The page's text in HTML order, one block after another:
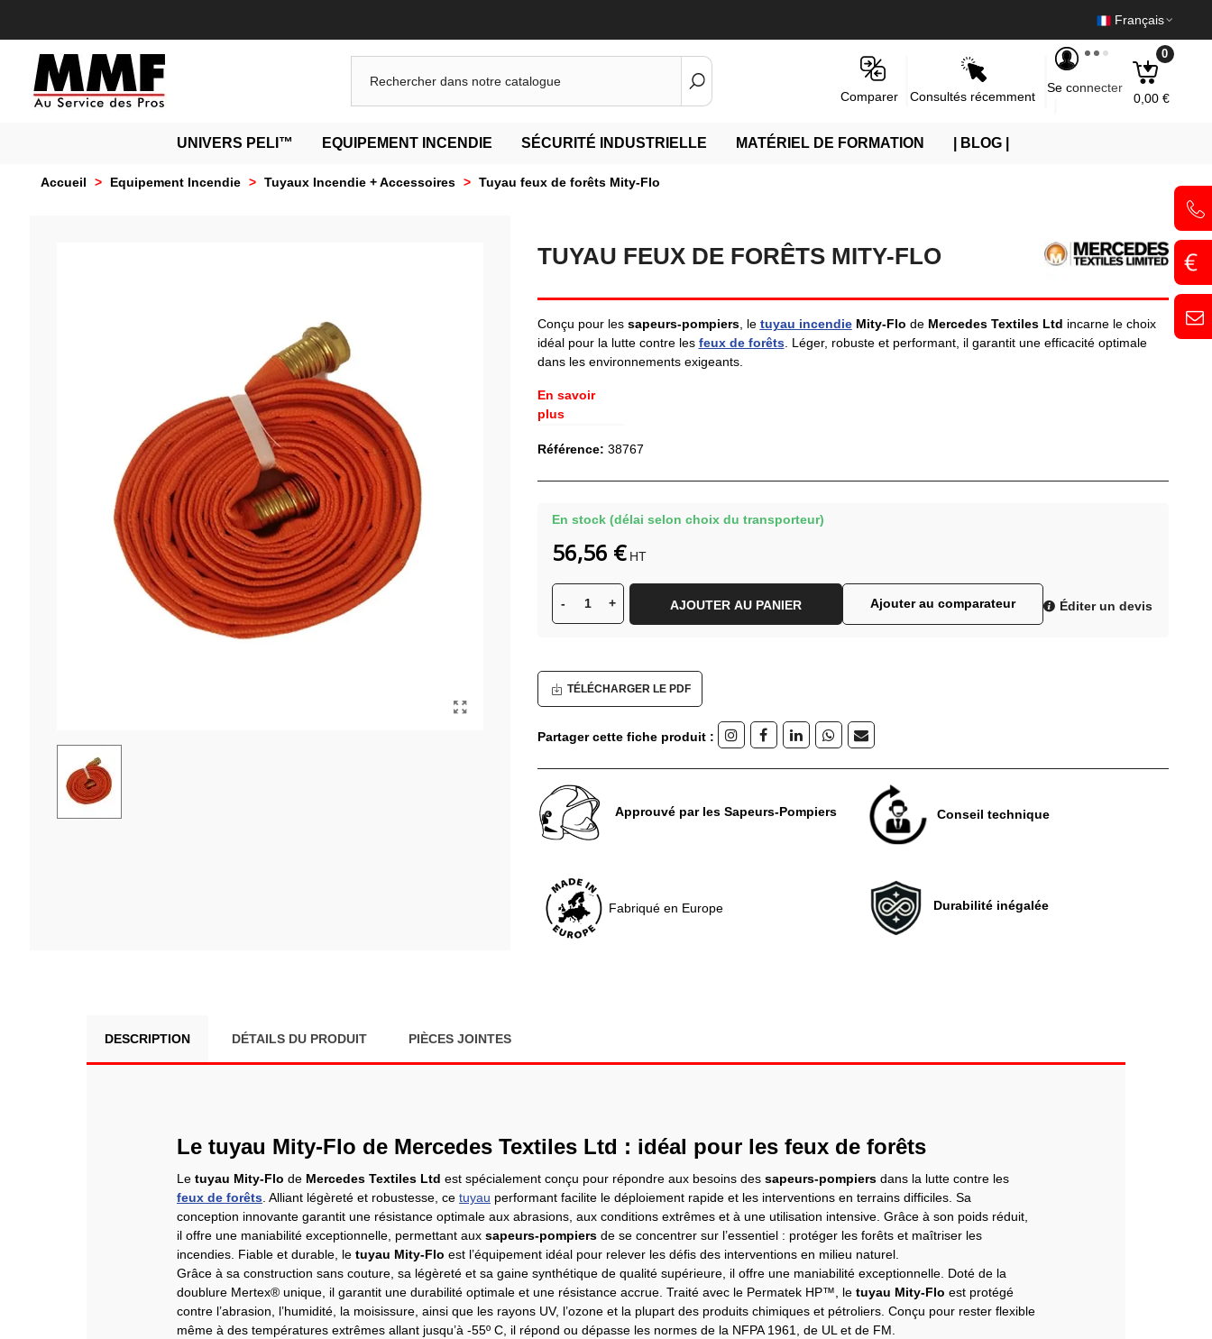
Français
Consultés récemment
Se connecter
0
0,00 €
Comparer
UNIVERS PELI™ EQUIPEMENT INCENDIE SÉCURITÉ INDUSTRIELLE MATÉRIEL DE FORMATION | BLOG |
Accueil > Equipement Incendie > Tuyaux Incendie + Accessoires > Tuyau feux de forêts Mity-Flo
TUYAU FEUX DE FORÊTS MITY-FLO
Conçu pour les sapeurs-pompiers, le tuyau incendie Mity-Flo de Mercedes Textiles Ltd incarne le choix
idéal pour la lutte contre les feux de forêts. Léger, robuste et performant, il garantit une efficacité optimale
dans les environnements exigeants.
En savoir
plus
Référence: 38767
En stock (délai selon choix du transporteur)
- + AJOUTER AU PANIER Ajouter au comparateur Éditer un devis
56,56 € HT
TÉLÉCHARGER LE PDF
Partager cette fiche produit :
Approuvé par les Sapeurs-Pompiers Conseil technique
Fabriqué en Europe Durabilité inégalée
DESCRIPTION DÉTAILS DU PRODUIT PIÈCES JOINTES
Le tuyau Mity-Flo de Mercedes Textiles Ltd : idéal pour les feux de forêts
Le tuyau Mity-Flo de Mercedes Textiles Ltd est spécialement conçu pour répondre aux besoins des sapeurs-pompiers dans la lutte contre les
feux de forêts. Alliant légèreté et robustesse, ce tuyau performant facilite le déploiement rapide et les interventions en terrains difficiles. Sa
conception innovante garantit une résistance optimale aux abrasions, aux conditions extrêmes et à une utilisation intensive. Grâce à son poids réduit,
il offre une maniabilité exceptionnelle, permettant aux sapeurs-pompiers de se concentrer sur l’essentiel : protéger les forêts et maîtriser les
incendies. Fiable et durable, le tuyau Mity-Flo est l’équipement idéal pour relever les défis des interventions en milieu naturel.
Grâce à sa construction sans couture, sa légèreté et sa gaine synthétique de qualité supérieure, il offre une maniabilité exceptionnelle. Doté de la
doublure Mertex® unique, il garantit une durabilité optimale et une résistance accrue. Traité avec le Permatek HP™, le tuyau Mity-Flo est protégé
contre l’abrasion, l’humidité, la moisissure, ainsi que les rayons UV, l’ozone et la plupart des produits chimiques et pétroliers. Conçu pour rester flexible
même à des températures extrêmes allant jusqu’à -55º C, il répond ou dépasse les normes de la NFPA 1961, de UL et de FM.